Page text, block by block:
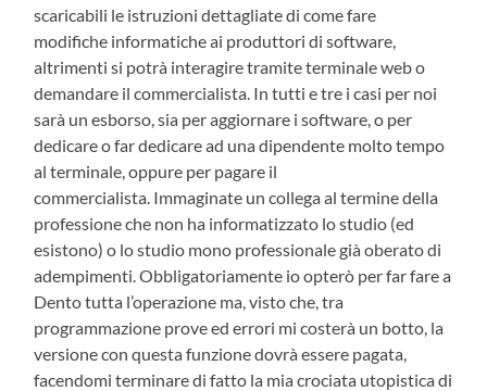
scaricabili le istruzioni dettagliate di come fare
modifiche informatiche ai produttori di software,
altrimenti si potrà interagire tramite terminale web o
demandare il commercialista. In tutti e tre i casi per noi
sarà un esborso, sia per aggiornare i software, o per
dedicare o far dedicare ad una dipendente molto tempo
al terminale, oppure per pagare il
commercialista. Immaginate un collega al termine della
professione che non ha informatizzato lo studio (ed
esistono) o lo studio mono professionale già oberato di
adempimenti. Obbligatoriamente io opterò per far fare a
Dento tutta l’operazione ma, visto che, tra
programmazione prove ed errori mi costerà un botto, la
versione con questa funzione dovrà essere pagata,
facendomi terminare di fatto la mia crociata utopistica di